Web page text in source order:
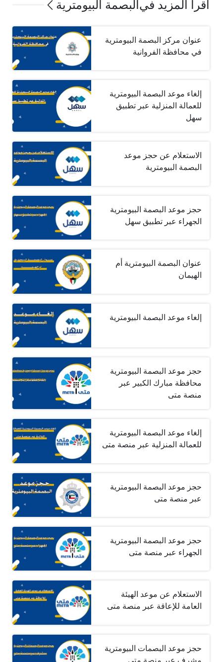
اقرأ المزيد في البصمة البيومترية
عنوان مركز البصمة البيومترية
في محافظة الفروانية
إلغاء موعد البصمة البيومترية
للعمالة المنزلية عبر تطبيق
سهل
الاستعلام عن حجز موعد
البصمة البيومترية
حجز موعد البصمة البيومترية
الجهراء عبر تطبيق سهل
عنوان البصمة البيومترية أم
الهيمان
إلغاء موعد البصمة البيومترية
حجز موعد البصمة البيومترية
محافظة مبارك الكبير عبر
منصة متى
إلغاء موعد البصمة البيومترية
للعمالة المنزلية عبر منصة متى
حجز موعد البصمة البيومترية
عبر منصة متى
حجز موعد البصمة البيومترية
الجهراء عبر منصة متى
الاستعلام عن موعد الهيئة
العامة للإعاقة عبر منصة متى
حجز موعد البصمات البيومترية
مشرف عبر منصة متى